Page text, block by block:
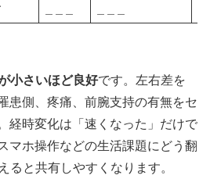
小さいほど良好です。左右差を
患側、疼痛、前腕支持の有無をセ
経時変化は「速くなった」だけで
マホ操作などの生活課題にどう翻
ると共有しやすくなります。